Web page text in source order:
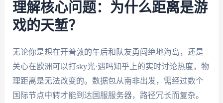
理解核心问题：为什么距离是游
戏的天堑？
无论你是想在开普敦的午后和队友勇闯绝地海岛，还是
关心在欧洲可以打sky光·遇吗知乎上的实时讨论热度，物
理距离是无法改变的。数据包从南非出发，需经过数个
国际节点中转才能到达国服服务器，路径冗长而复杂。